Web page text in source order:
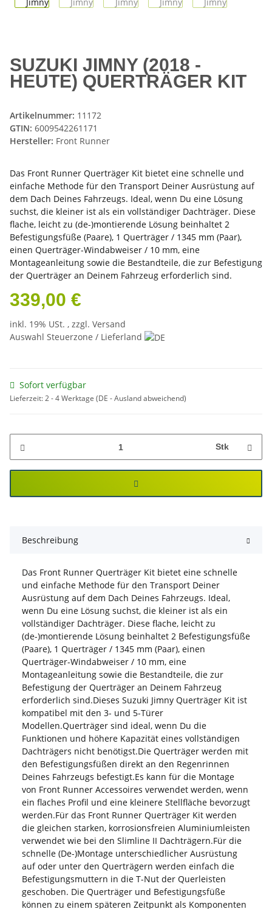
SUZUKI JIMNY (2018 -
HEUTE) QUERTRÄGER KIT
Artikelnummer: 11172
GTIN: 6009542261171
Hersteller: Front Runner
Das Front Runner Querträger Kit bietet eine schnelle und
einfache Methode für den Transport Deiner Ausrüstung auf
dem Dach Deines Fahrzeugs. Ideal, wenn Du eine Lösung
suchst, die kleiner ist als ein vollständiger Dachträger. Diese
flache, leicht zu (de-)montierende Lösung beinhaltet 2
Befestigungsfüße (Paare), 1 Querträger / 1345 mm (Paar),
einen Querträger-Windabweiser / 10 mm, eine
Montageanleitung sowie die Bestandteile, die zur Befestigung
der Querträger an Deinem Fahrzeug erforderlich sind.
339,00 €
inkl. 19% USt. , zzgl. Versand
Auswahl Steuerzone / Lieferland
Sofort verfügbar
Lieferzeit:2 - 4 Werktage (DE - Ausland abweichend)
Stk
Beschreibung
Das Front Runner Querträger Kit bietet eine schnelle
und einfache Methode für den Transport Deiner
Ausrüstung auf dem Dach Deines Fahrzeugs. Ideal,
wenn Du eine Lösung suchst, die kleiner ist als ein
vollständiger Dachträger. Diese flache, leicht zu
(de-)montierende Lösung beinhaltet 2 Befestigungsfüße
(Paare), 1 Querträger / 1345 mm (Paar), einen
Querträger-Windabweiser / 10 mm, eine
Montageanleitung sowie die Bestandteile, die zur
Befestigung der Querträger an Deinem Fahrzeug
erforderlich sind.Dieses Suzuki Jimny Querträger Kit ist
kompatibel mit den 3- und 5-Türer
Modellen.Querträger sind ideal, wenn Du die
Funktionen und höhere Kapazität eines vollständigen
Dachträgers nicht benötigst.Die Querträger werden mit
den Befestigungsfüßen direkt an den Regenrinnen
Deines Fahrzeugs befestigt.Es kann für die Montage
von Front Runner Accessoires verwendet werden, wenn
ein flaches Profil und eine kleinere Stellfläche bevorzugt
werden.Für das Front Runner Querträger Kit werden
die gleichen starken, korrosionsfreien Aluminiumleisten
verwendet wie bei den Slimline II Dachträgern.Für die
schnelle (De-)Montage unterschiedlicher Ausrüstung
auf oder unter den Querträgern werden einfach die
Befestigungsmuttern in die T-Nut der Querleisten
geschoben. Die Querträger und Befestigungsfüße
können zu einem späteren Zeitpunkt als Komponenten